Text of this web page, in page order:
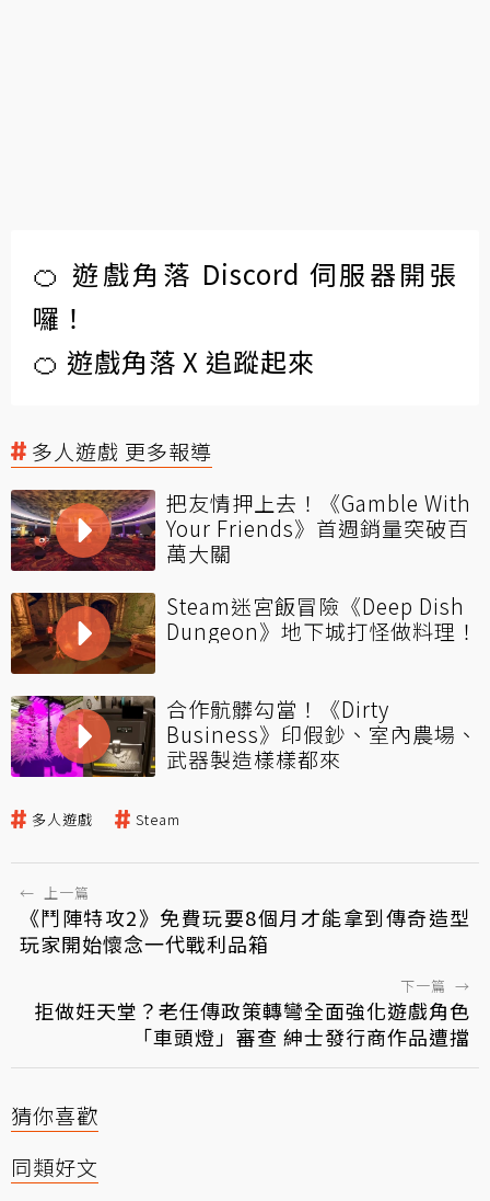
🍊 遊戲角落 Discord 伺服器開張
囉！
🍊 遊戲角落 X 追蹤起來
多人遊戲 更多報導
把友情押上去！《Gamble With
Your Friends》首週銷量突破百
萬大關
Steam迷宮飯冒險《Deep Dish
Dungeon》地下城打怪做料理！
合作骯髒勾當！《Dirty
Business》印假鈔、室內農場、
武器製造樣樣都來
多人遊戲 Steam
← 上一篇
《鬥陣特攻2》免費玩要8個月才能拿到傳奇造型
玩家開始懷念一代戰利品箱
下一篇 →
拒做妊天堂？老任傳政策轉彎全面強化遊戲角色
「車頭燈」審查 紳士發行商作品遭擋
猜你喜歡
同類好文